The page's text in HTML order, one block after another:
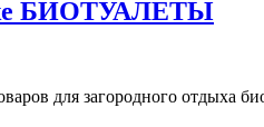
БИОТУАЛЕТЫ
для загородного отдыха